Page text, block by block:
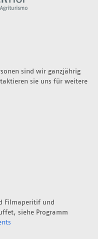
sind wir ganzjährig
sie uns für weitere
Filmaperitif und